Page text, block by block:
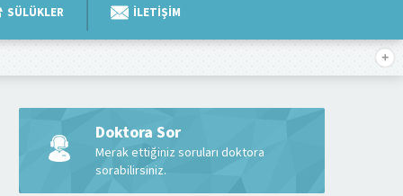
SÜLÜKLER İLETİŞİM
Doktora Sor
Merak ettiğiniz soruları doktora
sorabilirsiniz.